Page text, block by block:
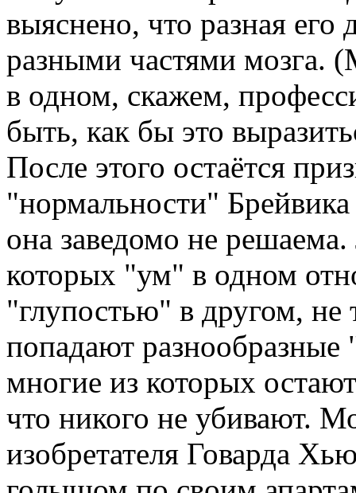
выяснено, что разная его
разными частями мозга.
в одном, скажем,
быть, как бы это
После этого остаётся
"нормальности" Брейвика
она заведомо не
которых "ум" в одном
"глупостью" в другом, не
попадают
многие из которых
что никого не убивают.
изобретателя Говарда